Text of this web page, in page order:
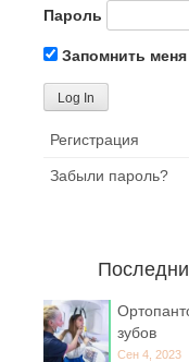
Пароль
Запомнить меня
Регистрация
Забыли пароль?
зубов
Сен 4, 2023